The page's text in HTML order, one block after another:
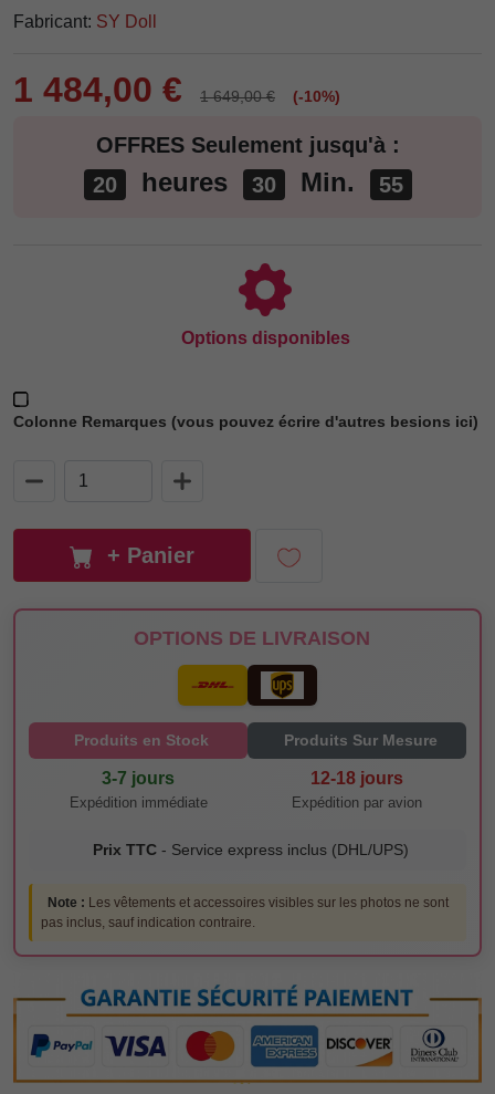
Fabricant: SY Doll
1 484,00 € 1 649,00 € (-10%)
OFFRES Seulement jusqu'à :
20
heures 30 Min. 54
Options disponibles
Colonne Remarques (vous pouvez écrire d'autres besions ici)
+ Panier
OPTIONS DE LIVRAISON
Produits en Stock
3-7 jours
Expédition immédiate
Produits Sur Mesure
12-18 jours
Expédition par avion
Prix TTC - Service express inclus (DHL/UPS)
Note : Les vêtements et accessoires visibles sur les photos ne sont
pas inclus, sauf indication contraire.